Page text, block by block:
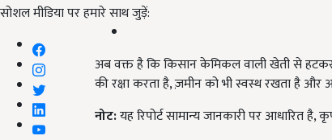
सोशल मीडिया पर हमारे साथ जुड़ें:
अब वक्त है कि किसान केमिकल वाली खेती से
की रक्षा करता है, ज़मीन को भी स्वस्थ रखता है
नोट:यह रिपोर्ट सामान्य जानकारी पर आधारित